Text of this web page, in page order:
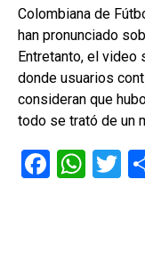
Colombiana de
han pronunciado
Entretanto, el video
donde usuarios
consideran que
todo se trató de un
F
W T